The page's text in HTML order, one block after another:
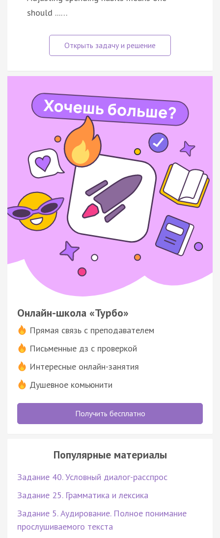
should ...…
Онлайн-школа «Турбо»
Прямая связь с преподавателем
Письменные дз с проверкой
Интересные онлайн-занятия
Душевное комьюнити
Получить бесплатно
Популярные материалы
Задание 40. Условный диалог-расспрос
Задание 25. Грамматика и лексика
Задание 5. Аудирование. Полное понимание
прослушиваемого текста